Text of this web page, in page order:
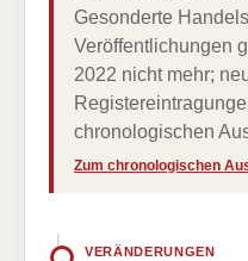
Gesonderte
Veröffentlichungen
2022 nicht mehr;
chronologischen
Zum chronologischen
VERÄNDERUNGEN